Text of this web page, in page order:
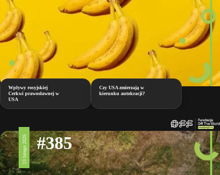
Wpływy rosyjskiej
Cerkwi prawosławnej w
USA
Czy USA zmierzają w
kierunku autokracji?
13 lutego 2026 #385